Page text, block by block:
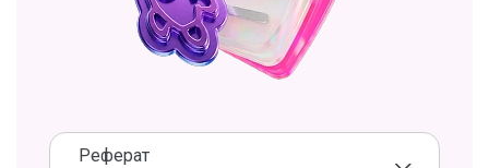
Реферат